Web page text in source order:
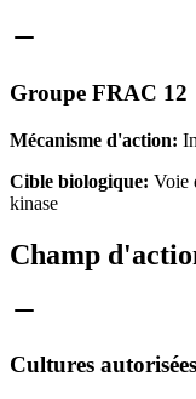
Groupe FRAC 12
Mécanisme d'action:
Cible biologique: Voie
kinase
Champ
Cultures autorisées